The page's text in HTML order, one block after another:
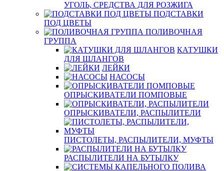
УГОЛЬ, СРЕДСТВА ДЛЯ РОЗЖИГА
ПОДСТАВКИ
ПОД ЦВЕТЫ
ПОЛИВОЧНАЯ
ГРУППА
КАТУШКИ
ДЛЯ ШЛАНГОВ
ЛЕЙКИ
НАСОСЫ
ОПРЫСКИВАТЕЛИ ПОМПОВЫЕ
ОПРЫСКИВАТЕЛИ, РАСПЫЛИТЕЛИ
ПИСТОЛЕТЫ, РАСПЫЛИТЕЛИ, МУФТЫ
РАСПЫЛИТЕЛИ НА БУТЫЛКУ